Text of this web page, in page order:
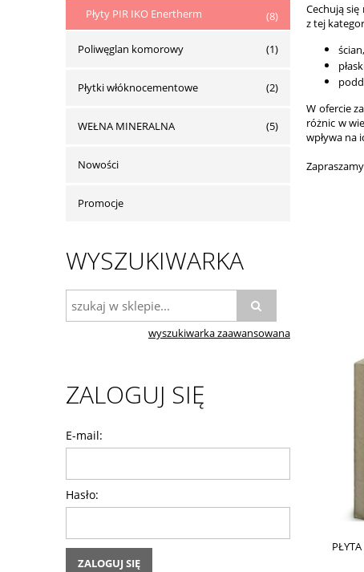
Płyty PIR IKO Enertherm (8)
Poliwęglan komorowy (1)
Płytki włóknocementowe (2)
WEŁNA MINERALNA (5)
Nowości
Promocje
WYSZUKIWARKA
wyszukiwarka zaawansowana
ZALOGUJ SIĘ
E-mail:
Hasło:
ZALOGUJ SIĘ
Cechują
z tej
W ofercie
różnic w
wpływa na